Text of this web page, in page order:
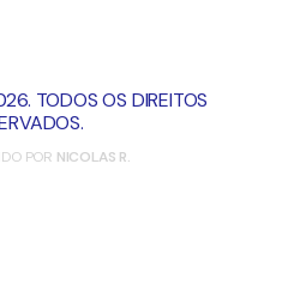
TODOS OS DIREITOS
POR NICOLAS R.